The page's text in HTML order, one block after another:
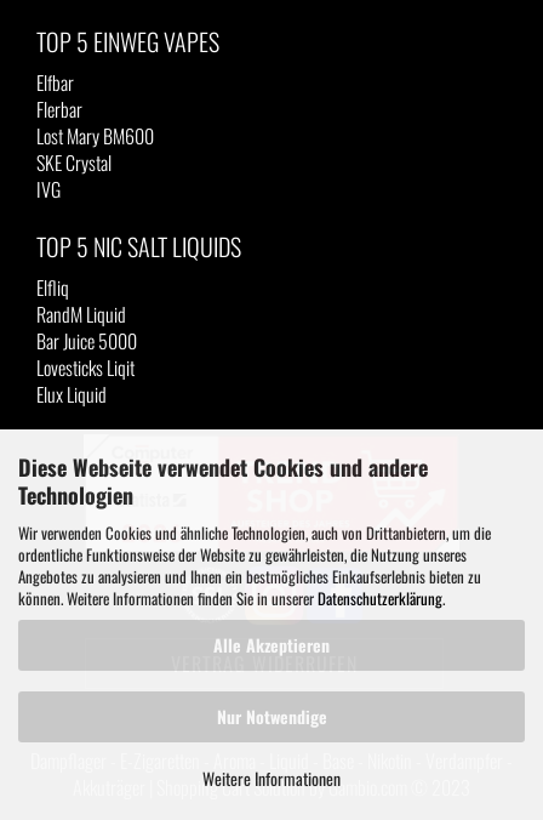
Diese Webseite verwendet Cookies und andere
Technologien
Wir verwenden Cookies und ähnliche Technologien, auch von Drittanbietern, um die
ordentliche Funktionsweise der Website zu gewährleisten, die Nutzung unseres
Angebotes zu analysieren und Ihnen ein bestmögliches Einkaufserlebnis bieten zu
können. Weitere Informationen finden Sie in unsererDatenschutzerklärung.
Alle Akzeptieren
Nur Notwendige
Weitere Informationen
TOP 5 EINWEG VAPES
Elfbar
Flerbar
Lost Mary BM600
SKE Crystal
IVG
TOP 5 NIC SALT LIQUIDS
Elfliq
RandM Liquid
Bar Juice 5000
Lovesticks Liqit
Elux Liquid
VERTRAG WIDERRUFEN
Shopping Cart Solutionby Gambio.com © 2023